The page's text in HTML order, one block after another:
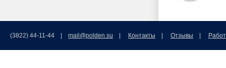
(3822) 44-11-44 | mail@polden.su Контакты Отзывы